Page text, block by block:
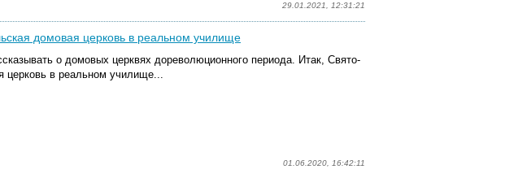
29.01.2021, 12:31:21
домовая церковь в реальном училище
о домовых церквях дореволюционного периода. Итак, Свято-
церковь в реальном училище...
01.06.2020, 16:42:11